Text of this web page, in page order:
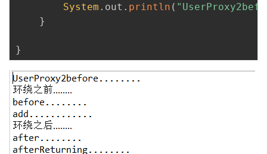
System . out . println (
}
}